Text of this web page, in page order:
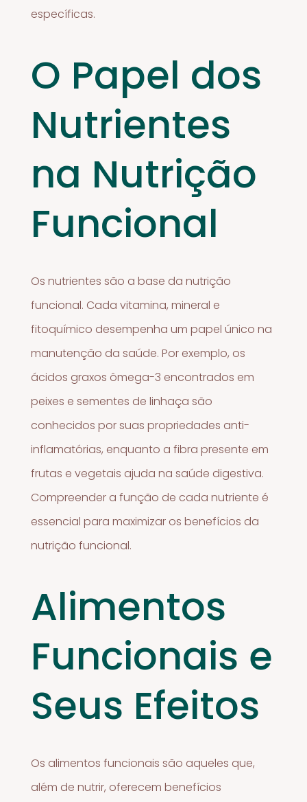
específicas.
O Papel dos
Nutrientes
na Nutrição
Funcional
Os nutrientes são a base da nutrição
funcional. Cada vitamina, mineral e
fitoquímico desempenha um papel único na
manutenção da saúde. Por exemplo, os
ácidos graxos ômega-3 encontrados em
peixes e sementes de linhaça são
conhecidos por suas propriedades anti-
inflamatórias, enquanto a fibra presente em
frutas e vegetais ajuda na saúde digestiva.
Compreender a função de cada nutriente é
essencial para maximizar os benefícios da
nutrição funcional.
Alimentos
Funcionais e
Seus Efeitos
Os alimentos funcionais são aqueles que,
além de nutrir, oferecem benefícios